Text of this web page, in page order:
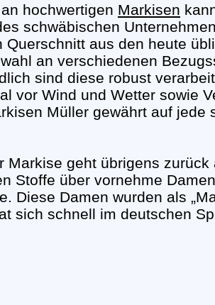
hochwertigen Markisen
schwäbischen
Querschnitt aus den heute
an verschiedenen
sind diese robust
vor Wind und Wetter sowie
Müller gewährt auf jede
Markise geht übrigens
Stoffe über vornehme
Diese Damen wurden als
sich schnell im deutschen